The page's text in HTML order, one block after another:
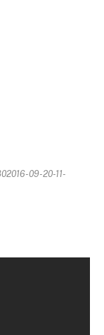
09-20-11-